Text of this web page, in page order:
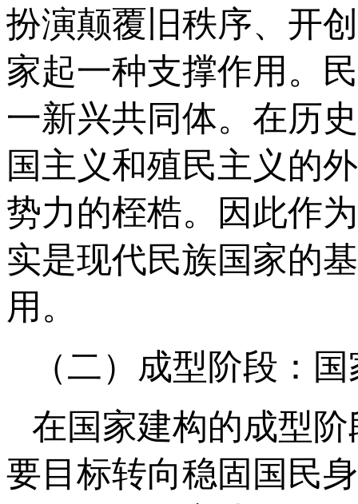
扮演颠覆旧秩序、开
家起一种支撑作用。
一新兴共同体。在历
国主义和殖民主义的
势力的桎梏。因此作
实是现代民族国家的
用。
（二）成型阶段：
在国家建构的成型
要目标转向稳固国民